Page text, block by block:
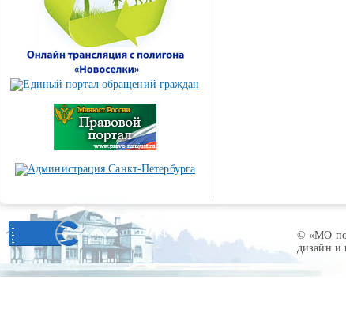
© «МО
дизайн и